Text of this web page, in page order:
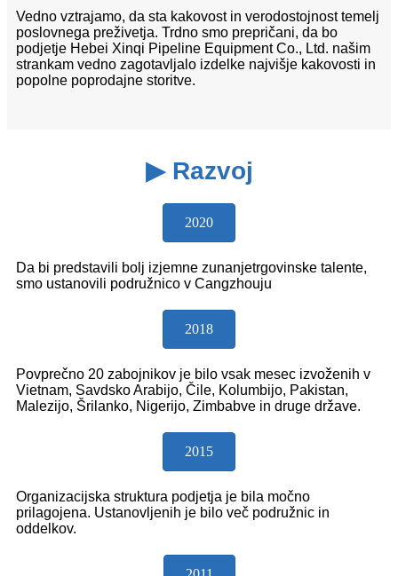
Vedno vztrajamo, da sta kakovost in verodostojnost temelj
poslovnega preživetja. Trdno smo prepričani, da bo
podjetje Hebei Xinqi Pipeline Equipment Co., Ltd. našim
strankam vedno zagotavljalo izdelke najvišje kakovosti in
popolne poprodajne storitve.
▶ Razvoj
2020
Da bi predstavili bolj izjemne zunanjetrgovinske talente,
smo ustanovili podružnico v Cangzhouju
2018
Povprečno 20 zabojnikov je bilo vsak mesec izvoženih v
Vietnam, Savdsko Arabijo, Čile, Kolumbijo, Pakistan,
Malezijo, Šrilanko, Nigerijo, Zimbabve in druge države.
2015
Organizacijska struktura podjetja je bila močno
prilagojena. Ustanovljenih je bilo več podružnic in
oddelkov.